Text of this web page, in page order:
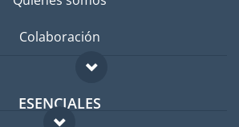
Colaboración
ESENCIALES